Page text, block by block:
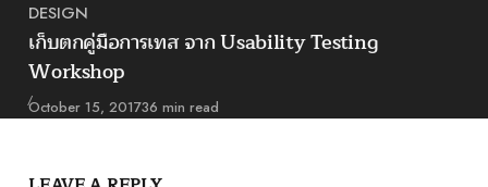
Category
DESIGN
เก็บตกคู่มือการเทส จาก Usability Testing
Workshop
Published
October 15, 201736 min read